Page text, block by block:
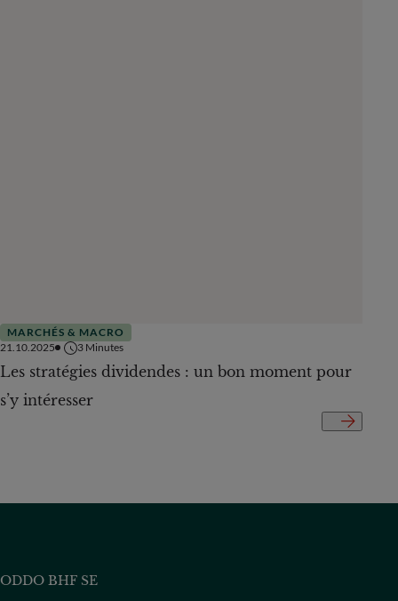
MARCHÉS & MACRO
21.10.2025
3 Minutes
Les stratégies dividendes : un bon moment pour
s’y intéresser
ODDO BHF SE